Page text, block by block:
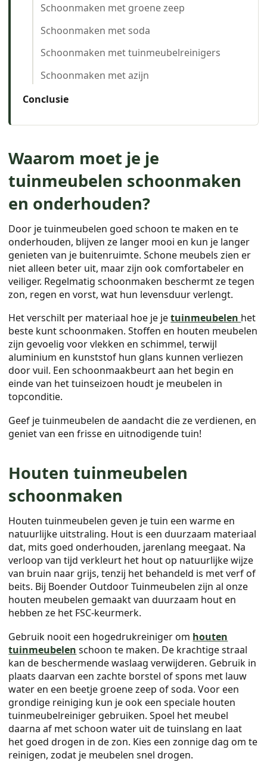
Schoonmaken met groene zeep
Schoonmaken met soda
Schoonmaken met tuinmeubelreinigers
Schoonmaken met azijn
Conclusie
Waarom moet je je
tuinmeubelen schoonmaken
en onderhouden?
Door je tuinmeubelen goed schoon te maken en te
onderhouden, blijven ze langer mooi en kun je langer
genieten van je buitenruimte. Schone meubels zien er
niet alleen beter uit, maar zijn ook comfortabeler en
veiliger. Regelmatig schoonmaken beschermt ze tegen
zon, regen en vorst, wat hun levensduur verlengt.
Het verschilt per materiaal hoe je jetuinmeubelen het
beste kunt schoonmaken. Stoffen en houten meubelen
zijn gevoelig voor vlekken en schimmel, terwijl
aluminium en kunststof hun glans kunnen verliezen
door vuil. Een schoonmaakbeurt aan het begin en
einde van het tuinseizoen houdt je meubelen in
topconditie.
Geef je tuinmeubelen de aandacht die ze verdienen, en
geniet van een frisse en uitnodigende tuin!
Houten tuinmeubelen
schoonmaken
Houten tuinmeubelen geven je tuin een warme en
natuurlijke uitstraling. Hout is een duurzaam materiaal
dat, mits goed onderhouden, jarenlang meegaat. Na
verloop van tijd verkleurt het hout op natuurlijke wijze
van bruin naar grijs, tenzij het behandeld is met verf of
beits. Bij Boender Outdoor Tuinmeubelen zijn al onze
houten meubelen gemaakt van duurzaam hout en
hebben ze het FSC-keurmerk.
Gebruik nooit een hogedrukreiniger om houten
tuinmeubelen schoon te maken. De krachtige straal
kan de beschermende waslaag verwijderen. Gebruik in
plaats daarvan een zachte borstel of spons met lauw
water en een beetje groene zeep of soda. Voor een
grondige reiniging kun je ook een speciale houten
tuinmeubelreiniger gebruiken. Spoel het meubel
daarna af met schoon water uit de tuinslang en laat
het goed drogen in de zon. Kies een zonnige dag om te
reinigen, zodat je meubelen snel drogen.